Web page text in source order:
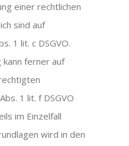
einer rechtlichen
sind auf
1 lit. c DSGVO.
ferner auf
1 lit. f DSGVO
im Einzelfall
wird in den